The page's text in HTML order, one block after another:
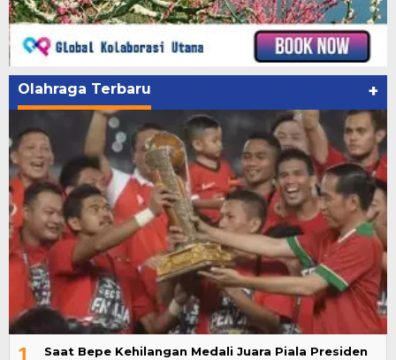
Olahraga Terbaru +
1 Saat Bepe Kehilangan Medali Juara Piala Presiden